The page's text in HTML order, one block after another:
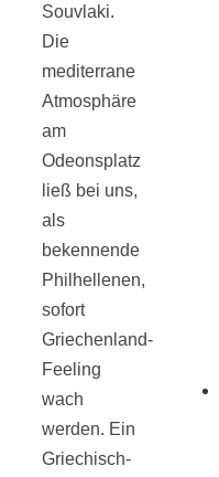
Souvlaki.
Die
mediterrane
Atmosphäre
am
Odeonsplatz
ließ bei uns,
als
bekennende
Philhellenen,
sofort
Griechenland-
Feeling
wach
werden. Ein
Griechisch-